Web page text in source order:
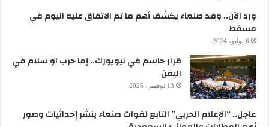
ورد الآن.. وفد صنعاء يكشف أهم ما تم الاتفاق عليه اليوم في
مسقط
6 يوليو، 2024
قرار حاسم في نيويورك.. إما حرب او سلام في
اليمن
13 نوفمبر، 2025
عاجل.. “الإعلام الحربي” التابع لقوات صنعاء ينشر إحداثيات وصور